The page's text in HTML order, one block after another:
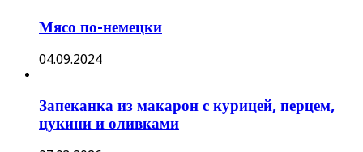
Мясо по-немецки
04.09.2024
Запеканка из макарон с курицей, перцем,
цукини и оливками